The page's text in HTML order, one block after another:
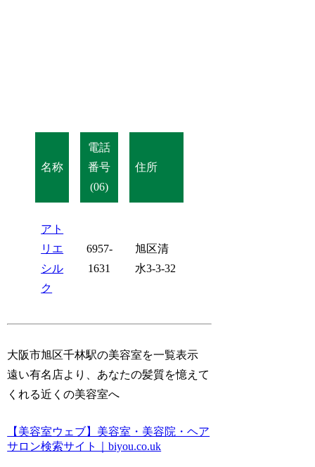
名称
電話
番号
(06)
住所
アト
リエ
シル
ク
6957-
1631
旭区清
水3-3-32
大阪市旭区千林駅の美容室を一覧表示
遠い有名店より、あなたの髪質を憶えて
くれる近くの美容室へ
【美容室ウェブ】美容室・美容院・ヘア
サロン検索サイト｜biyou.co.uk